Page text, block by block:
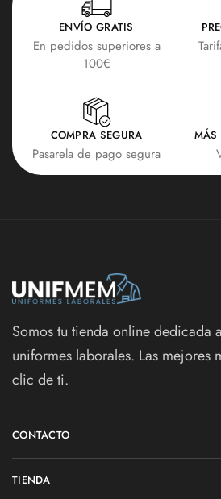
ENVÍO GRATIS
En pedidos superiores a
100€
COMPRA SEGURA
Pasarela de pago segura
MÁS
Somos tu tienda online dedicada
uniformes laborales. Las mejores
clic de ti.
CONTACTO
TIENDA